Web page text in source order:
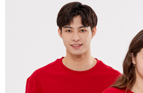
每筆NT$130，滿NT$1,000(含以上)免運費